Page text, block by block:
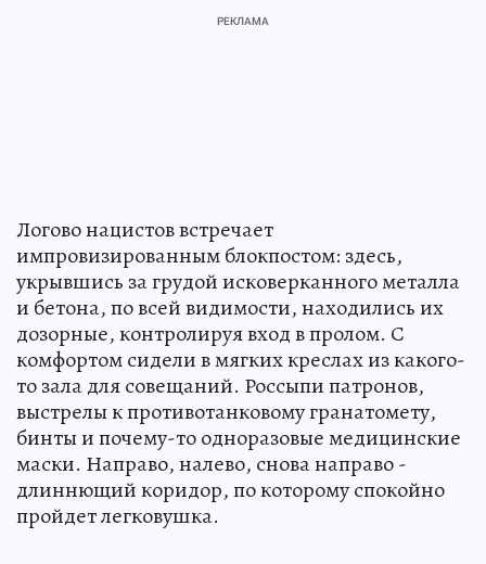
Логово нацистов встречает
импровизированным блокпостом: здесь,
укрывшись за грудой исковерканного металла
и бетона, по всей видимости, находились их
дозорные, контролируя вход в пролом. С
комфортом сидели в мягких креслах из какого-
то зала для совещаний. Россыпи патронов,
выстрелы к противотанковому гранатомету,
бинты и почему-то одноразовые медицинские
маски. Направо, налево, снова направо -
длиннющий коридор, по которому спокойно
пройдет легковушка.